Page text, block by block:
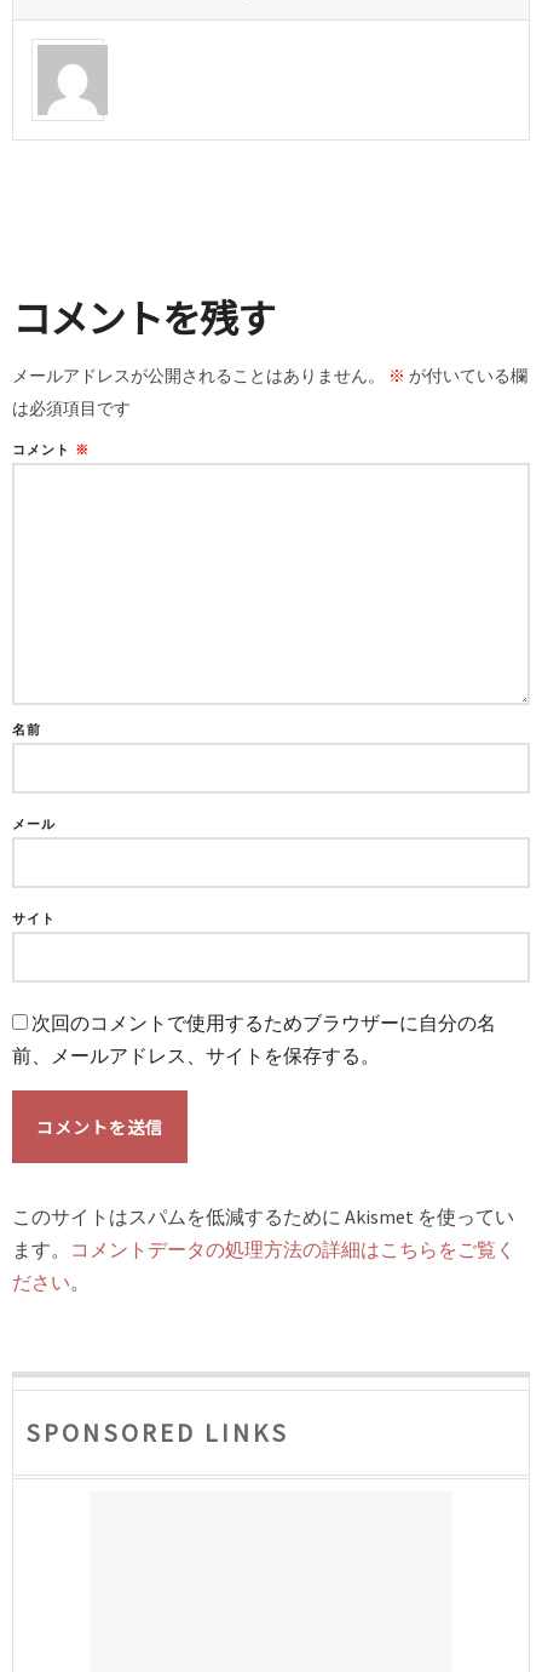
コメントを残す
メールアドレスが公開されることはありません。 ※ が付いている欄
は必須項目です
コメント ※
名前
メール
サイト
次回のコメントで使用するためブラウザーに自分の名
前、メールアドレス、サイトを保存する。
このサイトはスパムを低減するために Akismet を使ってい
ます。 コメントデータの処理方法の詳細はこちらをご覧く
ださい。
SPONSORED LINKS